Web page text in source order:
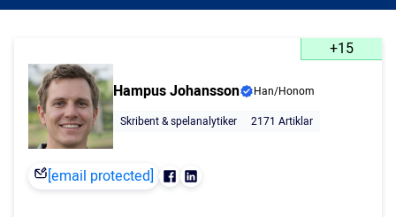
+15
Hampus Johansson
Han/Honom
Skribent & spelanalytiker
2171 Artiklar
[email protected]